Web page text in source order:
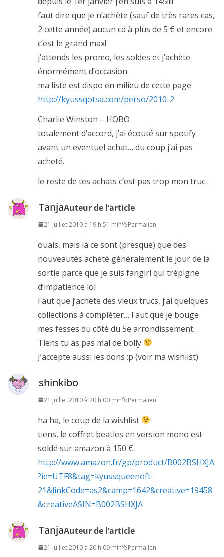
faut dire que je n’achète (sauf de très rares cas,
2 cette année) aucun cd à plus de 5 € et encore
c’est le grand max!
j’attends les promo, les soldes et j’achète
énormément d’occasion.
ma liste est dispo en milieu de cette page
http://kyussqotsa.com/perso/2010-2
Charlie Winston – HOBO
totalement d’accord, j’ai écouté sur spotify
avant un eventuel achat… du coup j’ai pas
acheté.
le reste de tes achats c’est pas trop mon truc…
TanjaAuteur de l’article
21 juillet 2010 à 19 h 51 min Permalien
ouais, mais là ce sont (presque) que des
nouveautés acheté généralement le jour de la
sortie parce que je suis fangirl qui trépigne
d’impatience lol
Faut que j’achète des vieux trucs, j’ai quelques
collections à compléter… Faut que je bouge
mes fesses du côté du 5e arrondissement…
Tiens tu as pas mal de bolly
J’accepte aussi les dons :p (voir ma wishlist)
shinkibo
21 juillet 2010 à 20 h 00 min Permalien
ha ha, le coup de la wishlist
tiens, le coffret beatles en version mono est
soldé sur amazon à 150 €.
http://www.amazon.fr/gp/product/B002BSHXJA
?ie=UTF8&tag=kyussqueenoft-
21&linkCode=as2&camp=1642&creative=19458
&creativeASIN=B002BSHXJA
TanjaAuteur de l’article
21 juillet 2010 à 20 h 09 min Permalien